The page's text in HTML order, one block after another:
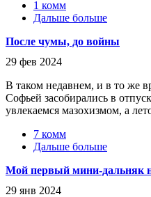
1 комм
Дальше больше
После чумы, до войны
29 фев 2024
В таком недавнем, и в то же
Софьей засобирались в
увлекаемся мазохизмом, а
7 комм
Дальше больше
Мой первый мини-дальняк
29 янв 2024